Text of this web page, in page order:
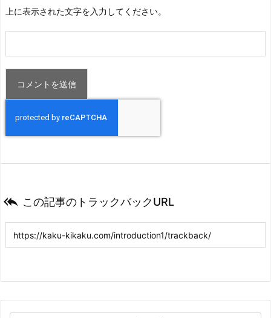
上に表示された文字を入力してください。
 この記事のトラックバックURL